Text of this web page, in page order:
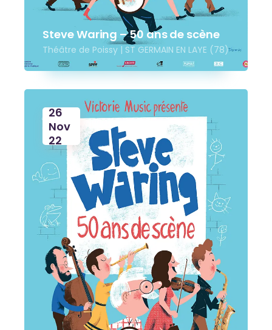
Steve Waring – 50 ans de scène
Théâtre de Poissy | ST GERMAIN EN LAYE (78)
26
Nov
22